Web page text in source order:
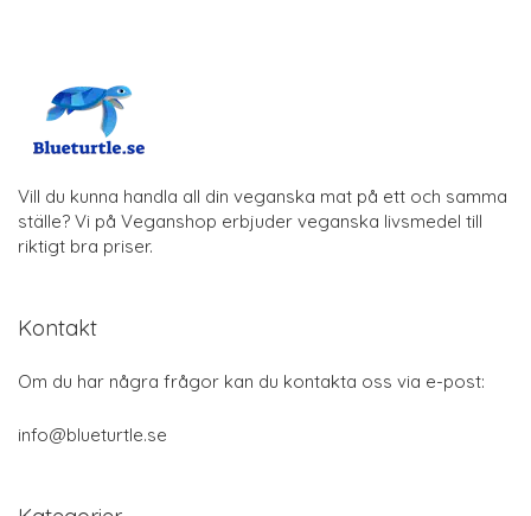
Vill du kunna handla all din veganska mat på ett och samma
ställe? Vi på Veganshop erbjuder veganska livsmedel till
riktigt bra priser.
Kontakt
Om du har några frågor kan du kontakta oss via e-post:
info@blueturtle.se